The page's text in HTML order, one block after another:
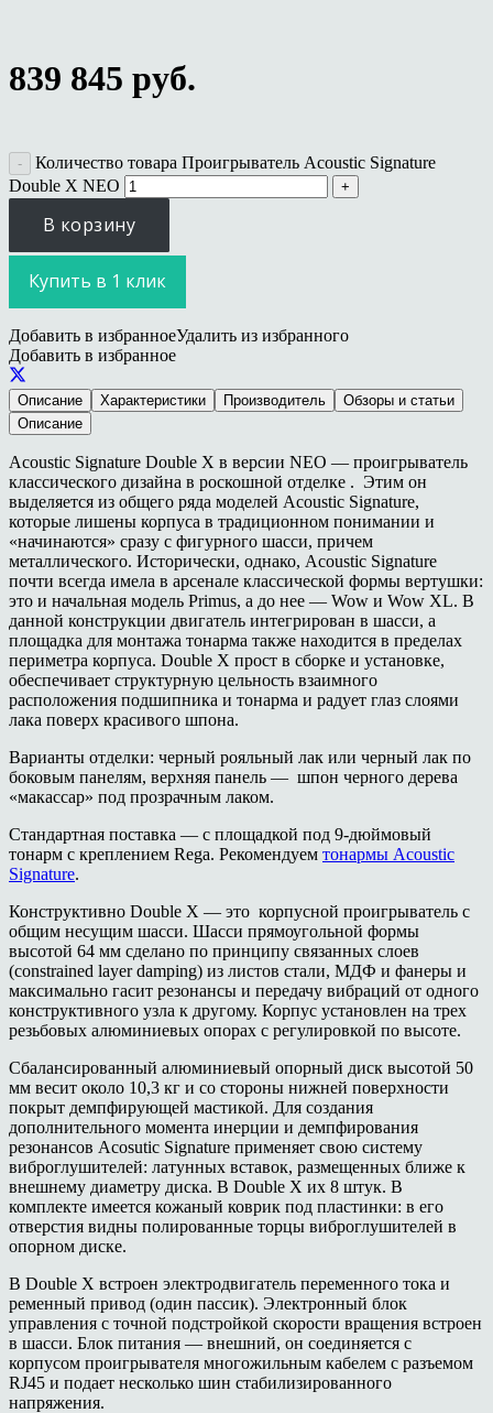
839 845 руб.
Количество товара Проигрыватель Acoustic Signature
Double X NEO
В корзину
Купить в 1 клик
Добавить в избранноеУдалить из избранного
Добавить в избранное
Описание Характеристики Производитель
Обзоры и статьи
Описание
Acoustic Signature Double X в версии NEO — проигрыватель
классического дизайна в роскошной отделке . Этим он
выделяется из общего ряда моделей Acoustic Signature,
которые лишены корпуса в традиционном понимании и
«начинаются» сразу с фигурного шасси, причем
металлического. Исторически, однако, Acoustic Signature
почти всегда имела в арсенале классической формы вертушки:
это и начальная модель Primus, а до нее — Wow и Wow XL. В
данной конструкции двигатель интегрирован в шасси, а
площадка для монтажа тонарма также находится в пределах
периметра корпуса. Double X прост в сборке и установке,
обеспечивает структурную цельность взаимного
расположения подшипника и тонарма и радует глаз слоями
лака поверх красивого шпона.
Варианты отделки: черный рояльный лак или черный лак по
боковым панелям, верхняя панель — шпон черного дерева
«макассар» под прозрачным лаком.
Стандартная поставка — с площадкой под 9-дюймовый
тонарм с креплением Rega. Рекомендуем тонармы Acoustic
Signature.
Конструктивно Double X — это корпусной проигрыватель с
общим несущим шасси. Шасси прямоугольной формы
высотой 64 мм сделано по принципу связанных слоев
(constrained layer damping) из листов стали, МДФ и фанеры и
максимально гасит резонансы и передачу вибраций от одного
конструктивного узла к другому. Корпус установлен на трех
резьбовых алюминиевых опорах с регулировкой по высоте.
Сбалансированный алюминиевый опорный диск высотой 50
мм весит около 10,3 кг и со стороны нижней поверхности
покрыт демпфирующей мастикой. Для создания
дополнительного момента инерции и демпфирования
резонансов Acosutic Signature применяет свою систему
виброглушителей: латунных вставок, размещенных ближе к
внешнему диаметру диска. В Double X их 8 штук. В
комплекте имеется кожаный коврик под пластинки: в его
отверстия видны полированные торцы виброглушителей в
опорном диске.
В Double X встроен электродвигатель переменного тока и
ременный привод (один пассик). Электронный блок
управления с точной подстройкой скорости вращения встроен
в шасси. Блок питания — внешний, он соединяется с
корпусом проигрывателя многожильным кабелем с разъемом
RJ45 и подает несколько шин стабилизированного
напряжения.